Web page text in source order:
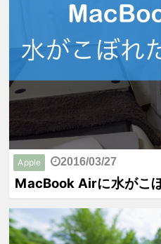
Apple 2016/03/27
MacBook Airに水がこ